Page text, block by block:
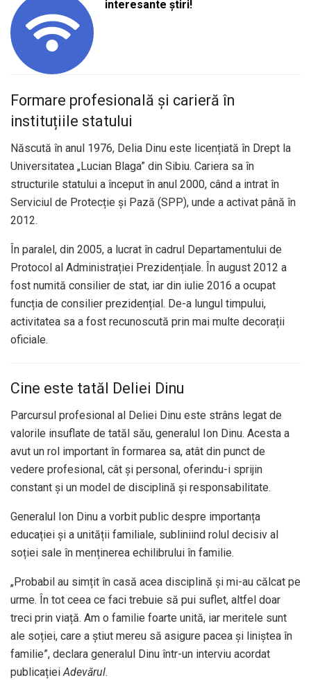
interesante știri!
Formare profesională și carieră în
instituțiile statului
Născută în anul 1976, Delia Dinu este licențiată în Drept la
Universitatea „Lucian Blaga” din Sibiu. Cariera sa în
structurile statului a început în anul 2000, când a intrat în
Serviciul de Protecție și Pază (SPP), unde a activat până în
2012.
În paralel, din 2005, a lucrat în cadrul Departamentului de
Protocol al Administrației Prezidențiale. În august 2012 a
fost numită consilier de stat, iar din iulie 2016 a ocupat
funcția de consilier prezidențial. De-a lungul timpului,
activitatea sa a fost recunoscută prin mai multe decorații
oficiale.
Cine este tatăl Deliei Dinu
Parcursul profesional al Deliei Dinu este strâns legat de
valorile insuflate de tatăl său, generalul Ion Dinu. Acesta a
avut un rol important în formarea sa, atât din punct de
vedere profesional, cât și personal, oferindu-i sprijin
constant și un model de disciplină și responsabilitate.
Generalul Ion Dinu a vorbit public despre importanța
educației și a unității familiale, subliniind rolul decisiv al
soției sale în menținerea echilibrului în familie.
„Probabil au simțit în casă acea disciplină și mi-au călcat pe
urme. În tot ceea ce faci trebuie să pui suflet, altfel doar
treci prin viață. Am o familie foarte unită, iar meritele sunt
ale soției, care a știut mereu să asigure pacea și liniștea în
familie”, declara generalul Dinu într-un interviu acordat
publicațieiAdevărul.